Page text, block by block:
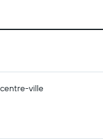
centre-ville